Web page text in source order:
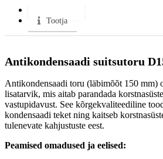
Tootja
Antikondensaadi suitsutoru
Antikondensaadi toru (läbimõõt 150 mm)
lisatarvik, mis aitab parandada
vastupidavust. See kõrgekvaliteediline
kondensaadi teket ning kaitseb
tulenevate kahjustuste eest.
Peamised omadused ja eelised: